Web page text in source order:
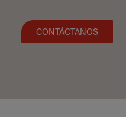
CONTÁCTANOS